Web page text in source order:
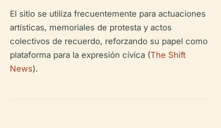
El sitio se utiliza frecuentemente para actuaciones
artísticas, memoriales de protesta y actos
colectivos de recuerdo, reforzando su papel como
plataforma para la expresión cívica (The Shift
News).